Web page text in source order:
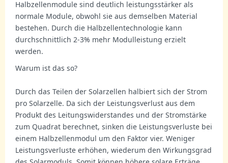
Halbzellenmodule sind deutlich leistungsstärker als
normale Module, obwohl sie aus demselben Material
bestehen. Durch die Halbzellentechnologie kann
durchschnittlich 2-3% mehr Modulleistung erzielt
werden.
Warum ist das so?
Durch das Teilen der Solarzellen halbiert sich der Strom
pro Solarzelle. Da sich der Leistungsverlust aus dem
Produkt des Leitungswiderstandes und der Stromstärke
zum Quadrat berechnet, sinken die Leistungsverluste bei
einem Halbzellenmodul um den Faktor vier. Weniger
Leistungsverluste erhöhen, wiederum den Wirkungsgrad